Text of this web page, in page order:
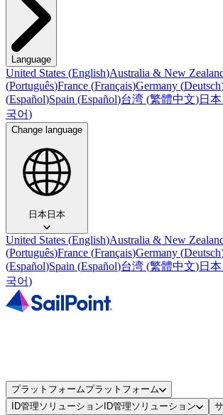
Language
United States (English)Australia & New
(Português)France (Français)Germany (Deutsch
(Español)Spain (Español)台湾 (繁體中文)日本
국어)
Change language
日本日本
United States (English)Australia & New
(Português)France (Français)Germany (Deutsch
(Español)Spain (Español)台湾 (繁體中文)日本
국어)
プラットフォームプラットフォーム
ID管理ソリューション ID管理ソリューション